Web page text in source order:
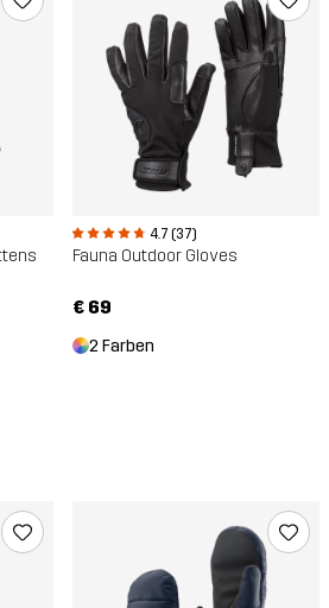
4.7 (37)
Fauna Outdoor Gloves
€ 69
2 Farben